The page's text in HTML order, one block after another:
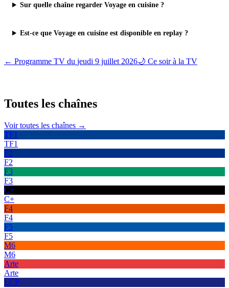
Sur quelle chaîne regarder Voyage en cuisine ?
Est-ce que Voyage en cuisine est disponible en replay ?
← Programme TV du jeudi 9 juillet 2026🌙 Ce soir à la TV
Toutes les chaînes
Voir toutes les chaînes →
TF1
TF1
F2
F2
F3
F3
C+
C+
F4
F4
F5
F5
M6
M6
Arte
Arte
LCP